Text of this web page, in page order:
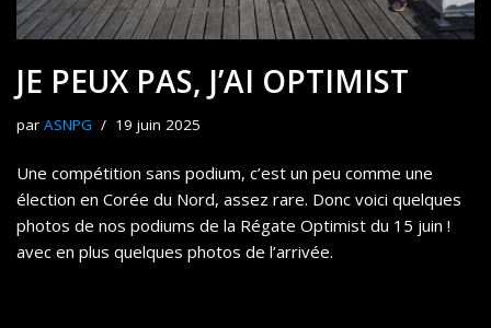
JE PEUX PAS, J’AI OPTIMIST
par ASNPG 19 juin 2025
Une compétition sans podium, c’est un peu comme une
élection en Corée du Nord, assez rare. Donc voici quelques
photos de nos podiums de la Régate Optimist du 15 juin !
avec en plus quelques photos de l’arrivée.